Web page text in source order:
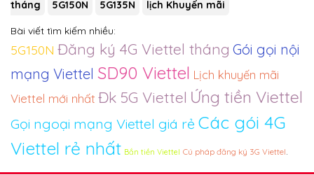
tháng
5G150N 5G135N lịch Khuyến mãi
Bài viết tìm kiếm nhiều:
5G150N Đăng ký 4G Viettel tháng Gói gọi nội
mạng Viettel SD90 Viettel Lịch khuyến mãi
Viettel mới nhất Đk 5G Viettel Ứng tiền Viettel
Gọi ngoại mạng Viettel giá rẻ Các gói 4G
Viettel rẻ nhất Bắn tiền Viettel Cú pháp đăng ký 3G Viettel.